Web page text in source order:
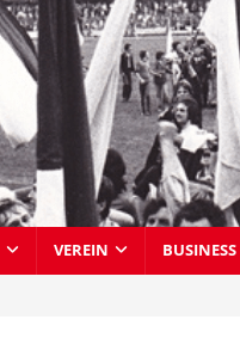
VEREIN BUSINESS